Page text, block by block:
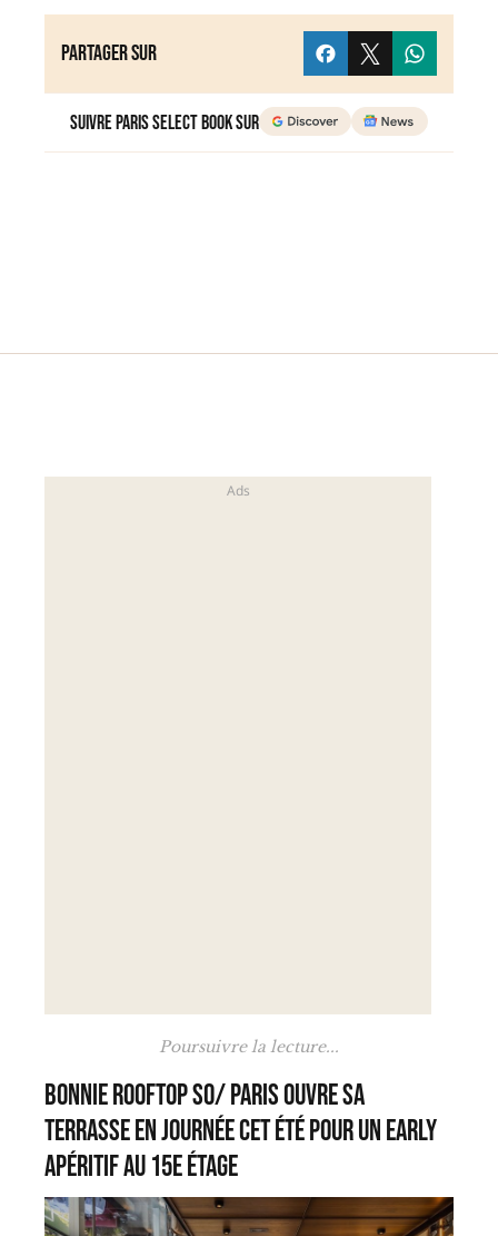
Partager sur
Suivre Paris Select Book sur
Poursuivre la lecture...
Bonnie Rooftop SO/ Paris ouvre sa
terrasse en journée cet été pour un early
apéritif au 15e étage